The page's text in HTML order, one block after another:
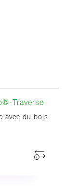
Traverse
avec du bois